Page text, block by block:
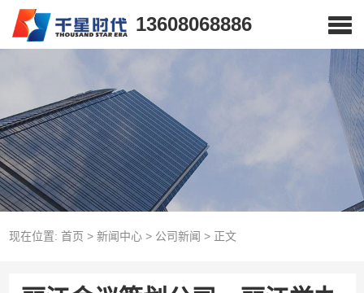
13608068886
现在位置: 首页 > 新闻中心> 公司新闻 > 正文